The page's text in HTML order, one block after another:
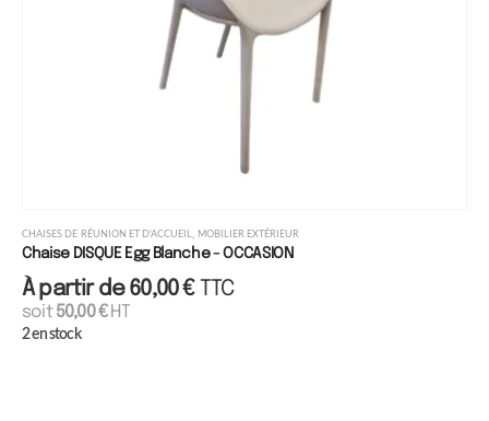
CHAISES DE RÉUNION ET D'ACCUEIL, MOBILIER EXTÉRIEUR
Chaise DISQUE Egg Blanche - OCCASION
À partir de60,00€ TTC
soit50,00€HT
2 en stock